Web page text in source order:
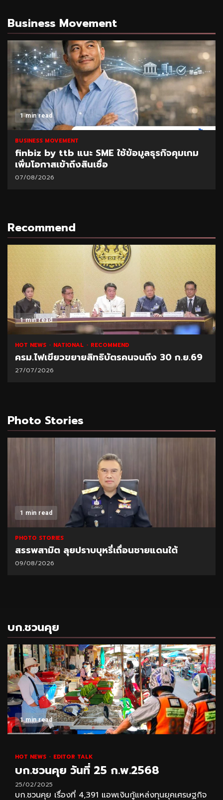
Business Movement
1 min read
BUSINESS MOVEMENT
finbiz by ttb แนะ SME ใช้ข้อมูลธุรกิจคุมเกม
เพิ่มโอกาสเข้าถึงสินเชื่อ
07/08/2026
Recommend
1 min read
HOT NEWS NATIONAL RECOMMEND
ครม.ไฟเขียวขยายสิทธิบัตรคนจนถึง 30 ก.ย.69
27/07/2026
Photo Stories
1 min read
PHOTO STORIES
สรรพสามิต ลุยปราบบุหรี่เถื่อนชายแดนใต้
09/08/2026
บก.ชวนคุย
1 min read
HOT NEWS EDITOR TALK
บก.ชวนคุย วันที่ 25 ก.พ.2568
25/02/2025
บก.ชวนคุย เรื่องที่ 4,391 แอพเงินกู้แหล่งทุนยุคเศรษฐกิจ